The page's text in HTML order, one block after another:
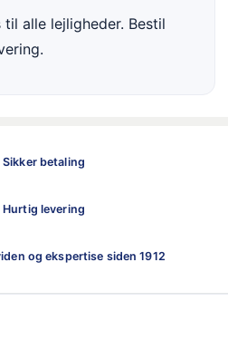
alle lejligheder. Bestil
Sikker betaling
Hurtig levering
og ekspertise siden 1912